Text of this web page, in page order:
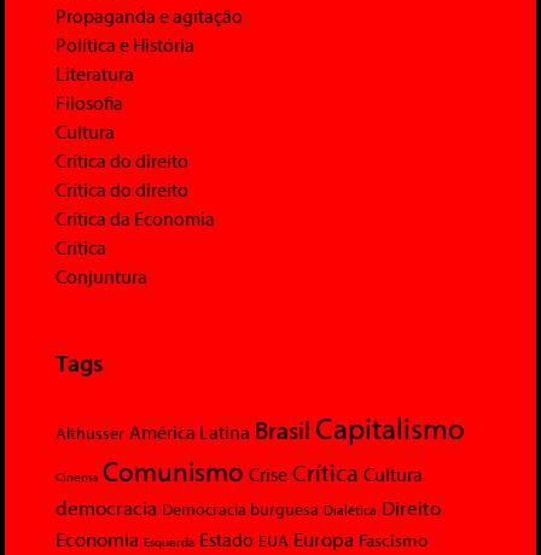
Propaganda e agitação
Política e História
Literatura
Filosofia
Cultura
Crítica do direito
Crítica do direito
Crítica da Economia
Crítica
Conjuntura
Tags
Althusser América Latina Brasil Capitalismo
Cinema Comunismo Crise Crítica Cultura
democracia Democracia burguesa Dialética Direito
Economia Esquerda Estado EUA Europa Fascismo